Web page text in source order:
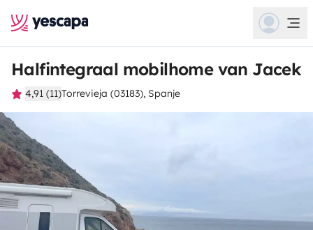
Halfintegraal mobilhome van Jacek
4,91 (11)Torrevieja (03183), Spanje